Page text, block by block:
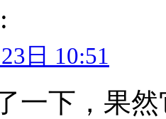
日 10:51
一下，果